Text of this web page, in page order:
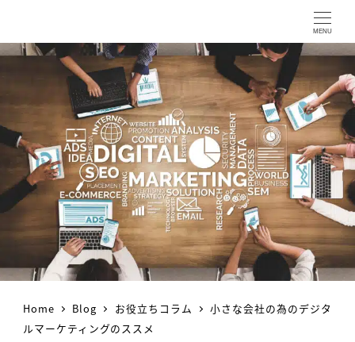
MENU
Home Blog お役立ちコラム
小さな会社の為のデジタ
ルマーケティングのススメ